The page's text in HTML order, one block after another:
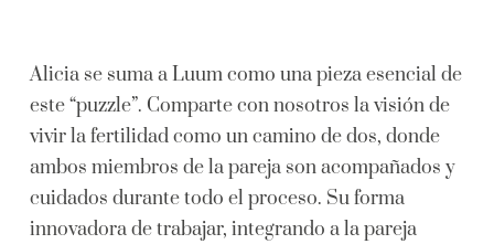
Alicia se suma a Luum como una pieza esencial de
este “puzzle”. Comparte con nosotros la visión de
vivir la fertilidad como un camino de dos, donde
ambos miembros de la pareja son acompañados y
cuidados durante todo el proceso. Su forma
innovadora de trabajar, integrando a la pareja